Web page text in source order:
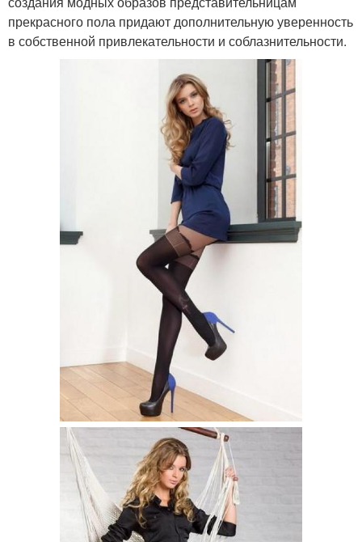
прекрасного пола придают дополнительную уверенность
в собственной привлекательности и соблазнительности.